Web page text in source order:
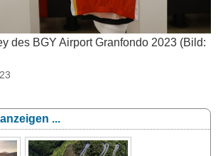
des BGY Airport Granfondo 2023 (Bild:
...